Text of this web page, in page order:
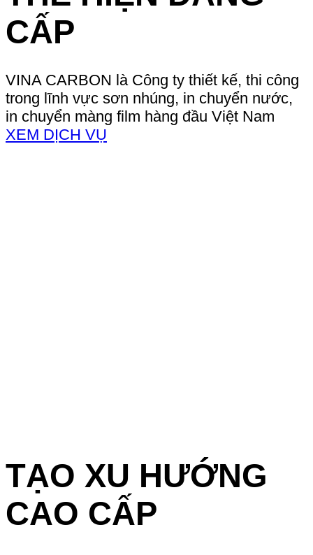
CẤP
VINA CARBON là Công ty thiết kế, thi công
trong lĩnh vực sơn nhúng, in chuyển nước,
in chuyển màng film hàng đầu Việt Nam
XEM DỊCH VỤ
TẠO XU HƯỚNG
CAO CẤP